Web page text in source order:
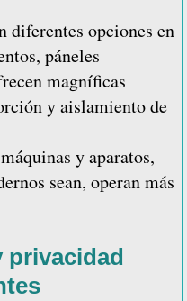
diferentes opciones en
páneles
magníficas
y aislamiento de
y aparatos,
sean, operan más
privacidad